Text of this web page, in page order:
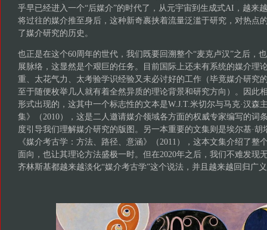
乎早已经进入一个“后媒介”的时代了，从元宇宙到生成式AI，越来
将过往的媒介推至身后，这种新奇裹挟着流量泛滥于研究，对热点
了媒介研究的历史。
也正是在这个60周年的世代，我们既要回溯整个“麦克卢汉”之后，
展脉络，这显然是个艰巨的任务。目前国际上还未有系统的媒介理
重、太花气力、太考验学识经验又未必讨好的工作（毕竟媒介研究
至于随便枚举几人就有着全然异质的理论背景和研究方向）。因此
形式出现的，这其中一个标志性的文本是W.J.T.米切尔与马克·汉森
集》（2010），这是二人邀请媒介领域各方面的权威专家编写的词
度引导我们理解媒介研究的版图。另一本重要的文集则是埃尔基·胡
《媒介考古学：方法、路径、意涵》（2011），这本文集介绍了整
面向，也让其理论方法盛极一时。但在2020年之后，我们不难发现
齐林斯基都越来越淡化“媒介考古学”这个说法，并且越来越回归广